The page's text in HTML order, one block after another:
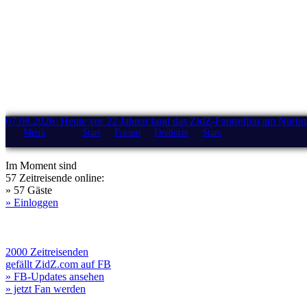
07.08.2026: Heute vor 22 Jahren fand das ZidZ-Fantreffen am
Menü Start Forum Drehorte Stars
Im Moment sind
57 Zeitreisende online:
» 57 Gäste
» Einloggen
2000 Zeitreisenden
gefällt ZidZ.com auf FB
» FB-Updates ansehen
» jetzt Fan werden